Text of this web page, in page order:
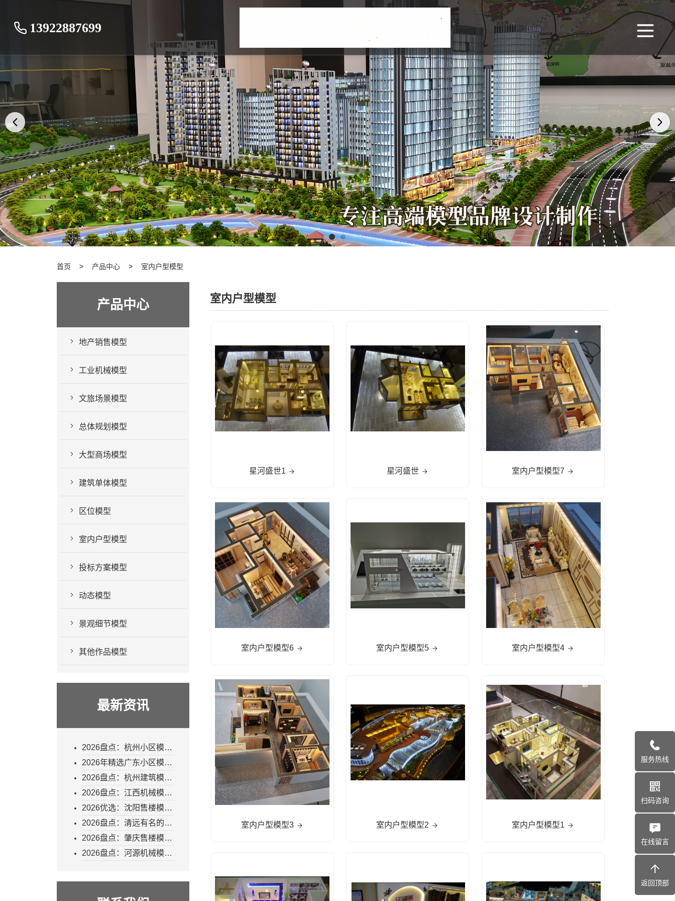
13922887699
首页 产品中心 室内户型模型
产品中心
地产销售模型
工业机械模型
文旅场景模型
总体规划模型
大型商场模型
建筑单体模型
区位模型
室内户型模型
投标方案模型
动态模型
景观细节模型
其他作品模型
最新资讯
2026盘点：杭州小区模型
工厂如何选择
2026年精选广东小区模型
品牌厂商研究——昊景模
型行业的核心维度解析
2026盘点：杭州建筑模型
直销厂商怎么选？专业拆
解产业格局与选型要点
2026盘点：江西机械模型
厂商如何选？专业拆解与
高口碑厂商推荐
2026优选：沈阳售楼模型
厂商哪家可靠？专业视角
深度解析
2026盘点：清远有名的机
械模型生产厂商，业内实
力推荐
2026盘点：肇庆售楼模型
批发厂家如何选？专业视
2026盘点：河源机械模型
从技术实力到交付能力的
全维度考察指南
室内户型模型
星河盛世1 星河盛世 室内户型模型7
室内户型模型6 室内户型模型5 室内户型模型4
室内户型模型3 室内户型模型2 室内户型模型1
服务热线
扫码咨询
在线留言
返回顶部